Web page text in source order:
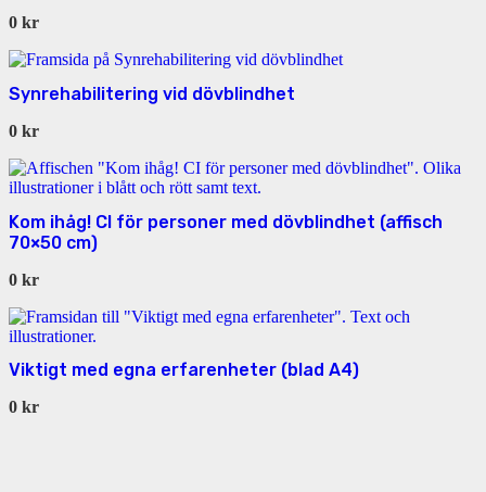
0 kr
Synrehabilitering vid dövblindhet
0 kr
Kom ihåg! CI för personer med dövblindhet (affisch
70×50 cm)
0 kr
Viktigt med egna erfarenheter (blad A4)
0 kr